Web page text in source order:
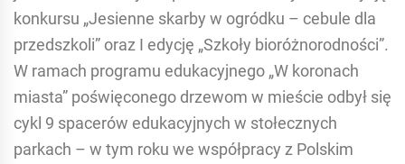
konkursu „Jesienne skarby w ogródku – cebule dla
przedszkoli” oraz I edycję „Szkoły bioróżnorodności”.
W ramach programu edukacyjnego „W koronach
miasta” poświęconego drzewom w mieście odbył się
cykl 9 spacerów edukacyjnych w stołecznych
parkach – w tym roku we współpracy z Polskim